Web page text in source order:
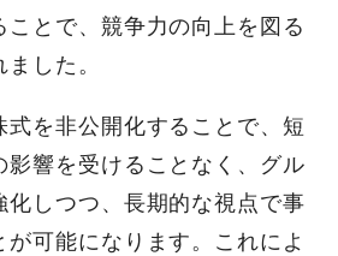
ことで、競争力の向上を図る
した。
式を非公開化することで、短
影響を受けることなく、グル
化しつつ、長期的な視点で事
可能になります。これによ